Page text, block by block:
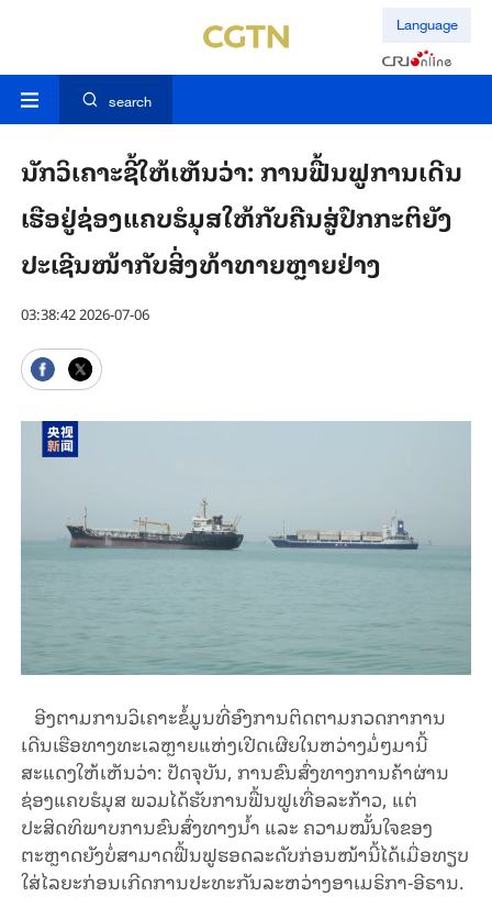
Language
search
ນັກວິເຄາະຊີ້ໃຫ້ເຫັນວ່າ: ການຟື້ນຟູການເດີນ
ເຮືອຢູ່ຊ່ອງແຄບຮໍມຸສໃຫ້ກັບຄືນສູ່ປົກກະຕິຍັງ
ປະເຊີນໜ້າກັບສິ່ງທ້າທາຍຫຼາຍຢ່າງ
03:38:42 2026-07-06
ອີງຕາມການວິເຄາະຂໍ້ມູນທີ່ອົງການຕິດຕາມກວດກາການ
ເດີນເຮືອທາງທະເລຫຼາຍແຫ່ງເປີດເຜີຍໃນຫວ່າງມໍ່ໆມານີ້
ສະແດງໃຫ້ເຫັນວ່າ: ປັດຈຸບັນ, ການຂົນສົ່ງທາງການຄ້າຜ່ານ
ຊ່ອງແຄບຮໍມຸສ ພວມໄດ້ຮັບການຟື້ນຟູເທື່ອລະກ້າວ, ແຕ່
ປະສິດທິພາບການຂົນສົ່ງທາງນໍ້າ ແລະ ຄວາມໝັ້ນໃຈຂອງ
ຕະຫຼາດຍັງບໍ່ສາມາດຟື້ນຟູຮອດລະດັບກ່ອນໜ້ານີ້ໄດ້ເມື່ອທຽບ
ໃສ່ໄລຍະກ່ອນເກີດການປະທະກັນລະຫວ່າງອາເມຣິກາ-ອີຣານ.